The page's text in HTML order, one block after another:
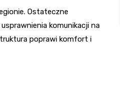
Ostateczne
komunikacji na
poprawi komfort i